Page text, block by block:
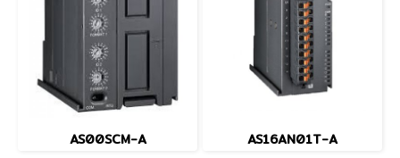
AS00SCM-A AS16AN01T-A